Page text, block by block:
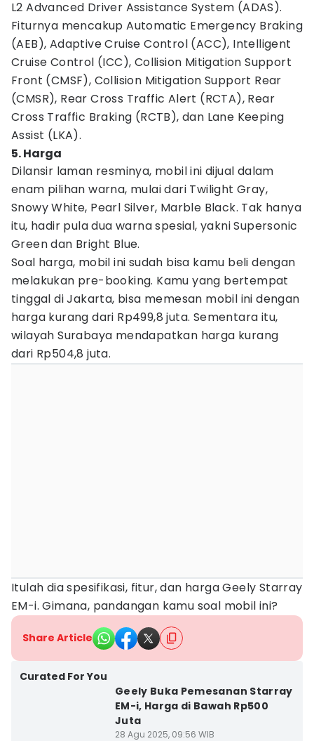
L2 Advanced Driver Assistance System (ADAS).
Fiturnya mencakup Automatic Emergency Braking
(AEB), Adaptive Cruise Control (ACC), Intelligent
Cruise Control (ICC), Collision Mitigation Support
Front (CMSF), Collision Mitigation Support Rear
(CMSR), Rear Cross Traffic Alert (RCTA), Rear
Cross Traffic Braking (RCTB), dan Lane Keeping
Assist (LKA).
5. Harga
Dilansir laman resminya, mobil ini dijual dalam
enam pilihan warna, mulai dari Twilight Gray,
Snowy White, Pearl Silver, Marble Black. Tak hanya
itu, hadir pula dua warna spesial, yakni Supersonic
Green dan Bright Blue.
Soal harga, mobil ini sudah bisa kamu beli dengan
melakukan pre-booking. Kamu yang bertempat
tinggal di Jakarta, bisa memesan mobil ini dengan
harga kurang dari Rp499,8 juta. Sementara itu,
wilayah Surabaya mendapatkan harga kurang
dari Rp504,8 juta.
Itulah dia spesifikasi, fitur, dan harga Geely Starray
EM-i. Gimana, pandangan kamu soal mobil ini?
Share Article
Curated For You
Geely Buka Pemesanan Starray
EM-i, Harga di Bawah Rp500
Juta
28 Agu 2025, 09:56 WIB